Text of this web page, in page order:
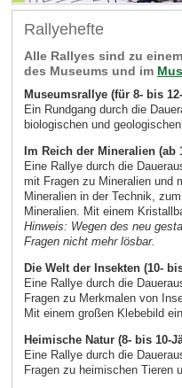
Rallyehefte
Alle Rallyes sind zu
des Museums und im
Museumsrallye (für 8- bis
Ein Rundgang durch die
biologischen und
Im Reich der Mineralien (ab
Eine Rallye durch die
mit Fragen zu Mineralien und
Mineralien in der Technik,
Mineralien. Mit einem
Hinweis: Wegen des neu
Fragen nicht mehr lösbar.
Die Welt der Insekten (10-
Eine Rallye durch die
Fragen zu Merkmalen von
Mit einem großen Klebebild
Heimische Natur (8- bis 10-
Eine Rallye durch die
Fragen zu heimischen Tieren